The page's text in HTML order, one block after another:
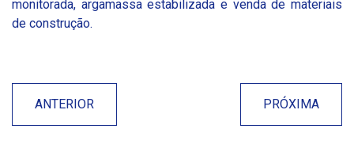
monitorada, argamassa estabilizada e venda de materiais
de construção.
ANTERIOR PRÓXIMA